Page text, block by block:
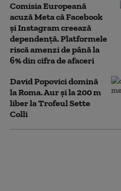
Comisia Europeană
acuză Meta că Facebook
și Instagram creează
dependență. Platformele
riscă amenzi de până la
6% din cifra de afaceri
David Popovici domină
la Roma. Aur și la 200 m
liber la Trofeul Sette
Colli